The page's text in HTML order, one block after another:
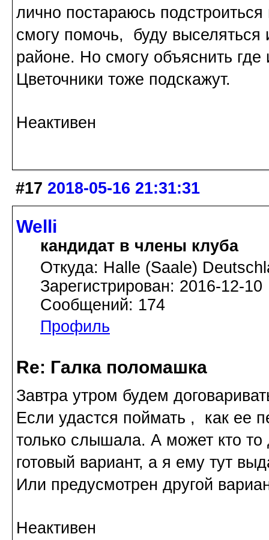
лично постараюсь
смогу помочь, буду выселяться
районе. Но смогу объяснить где
Цветочники тоже подскажут.
Неактивен
#17 2018-05-16 21:31:31
Welli
кандидат в члены клуба
Откуда: Halle (Saale)
Зарегистрирован: 2016-12-10
Сообщений: 174
Профиль
Re: Галка поломашка
Завтра утром будем
Если удастся поймать , как ее
только слышала. А может кто
готовый вариант, а я ему тут
Или предусмотрен другой
Неактивен